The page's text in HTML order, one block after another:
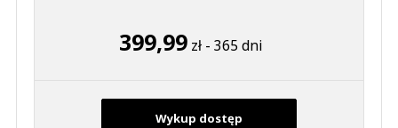
399,99zł - 365 dni
Wykup dostęp